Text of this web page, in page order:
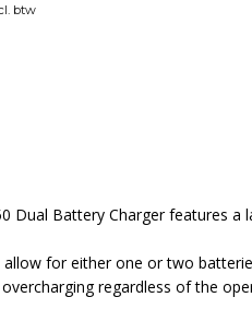
btw
Dual Battery Charger features
allow for either one or two
regardless of the